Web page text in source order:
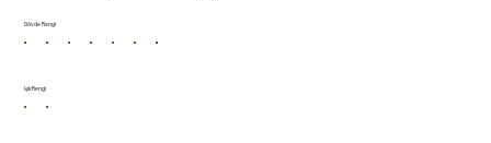
Gövde Rengi
Işık Rengi